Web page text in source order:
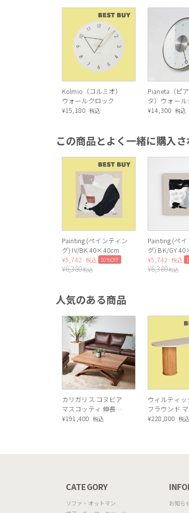
Kolmio（コルミオ）
ウォールクロック
¥15,180 税込
Pianeta（ピ
タ）ウォール
¥14,300 税込
この商品とよく一緒に購入
Painting (ペインティン
グ) IV/BK 40×40cm
¥5,742 税込 10%OFF
¥6,380税込
Painting (ペ
グ) BK/GY
¥5,742 税込
¥6,380税込
人気のある商品
カリガリス コヌビア
マスコッティ 伸長・
昇降式テーブル ／
¥191,400 税込
ウィルティッ
フラウンド
ラ塗装 ダイニ
¥228,800 税込
CATEGORY
ソファ・オットマン
お知ら